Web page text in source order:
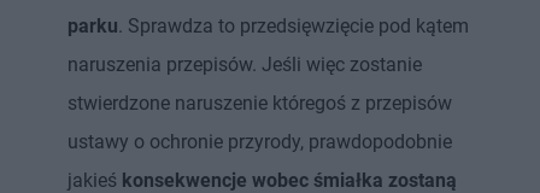
parku. Sprawdza to przedsięwzięcie pod kątem
naruszenia przepisów. Jeśli więc zostanie
stwierdzone naruszenie któregoś z przepisów
ustawy o ochronie przyrody, prawdopodobnie
jakieś konsekwencje wobec śmiałka zostaną